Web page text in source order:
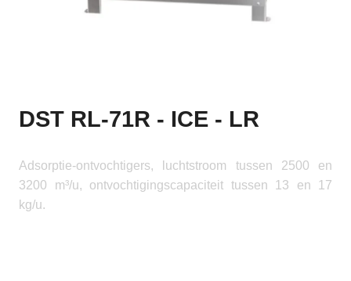
DST RL-71R - ICE - LR
Adsorptie-ontvochtigers, luchtstroom tussen 2500 en
3200 m³/u, ontvochtigingscapaciteit tussen 13 en 17
kg/u.